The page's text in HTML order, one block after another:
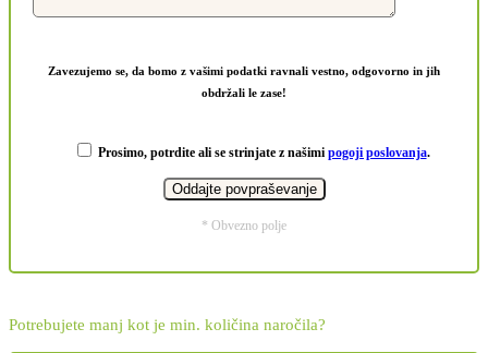
Zavezujemo se, da bomo z vašimi podatki ravnali vestno, odgovorno in jih
obdržali le zase!
Prosimo, potrdite ali se strinjate z našimi pogoji poslovanja.
* Obvezno polje
Potrebujete manj kot je min. količina naročila?